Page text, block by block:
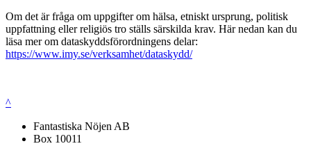
Om det är fråga om uppgifter om hälsa, etniskt ursprung, politisk
uppfattning eller religiös tro ställs särskilda krav. Här nedan kan du
läsa mer om dataskyddsförordningens delar:
https://www.imy.se/verksamhet/dataskydd/
^
Fantastiska Nöjen AB
Box 10011